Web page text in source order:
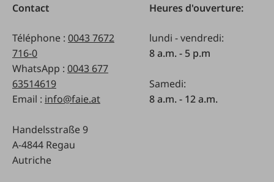
Contact
Téléphone : 0043 7672
716-0
WhatsApp : 0043 677
63514619
Email : info@faie.at
Handelsstraße 9
A-4844 Regau
Autriche
Heures d'ouverture:
lundi - vendredi:
8 a.m. - 5 p.m
Samedi:
8 a.m. - 12 a.m.